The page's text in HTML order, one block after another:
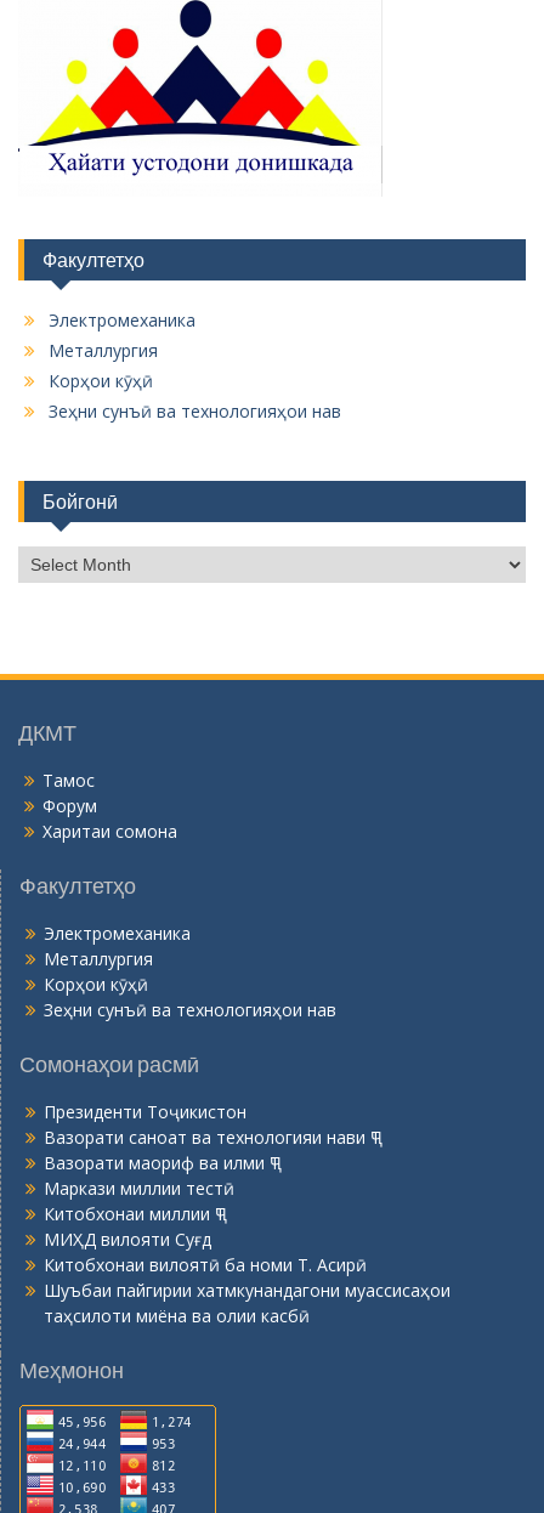
Факултетҳо
Электромеханика
Металлургия
Корҳои кӯҳӣ
Зеҳни сунъӣ ва технологияҳои нав
Бойгонӣ
о
н
ДКМТ
Тамос
Форум
Харитаи сомона
Факултетҳо
Электромеханика
Металлургия
Корҳои кӯҳӣ
Зеҳни сунъӣ ва технологияҳои нав
Сомонаҳои расмӣ
Президенти Тоҷикистон
Вазорати саноат ва технологияи нави ҶТ
Вазорати маориф ва илми ҶТ
Маркази миллии тестӣ
Китобхонаи миллии ҶТ
МИҲД вилояти Суғд
Китобхонаи вилоятӣ ба номи Т. Асирӣ
Шуъбаи пайгирии хатмкунандагони муассисаҳои
таҳсилоти миёна ва олии касбӣ
Меҳмонон